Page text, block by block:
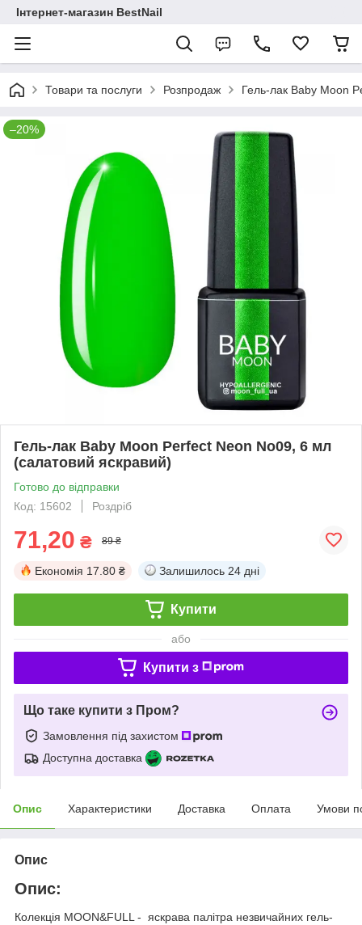
Інтернет-магазин BestNail
Товари та послуги Розпродаж Гель-лак Baby Moon
–20%
Гель-лак Baby Moon Perfect Neon No09, 6 мл
(салатовий яскравий)
Готово до відправки
Код: 15602
Роздріб
71,20 ₴ 89 ₴
Економія 17.80 ₴ Залишилось 24 дні
Купити
або
Купити з
Що таке купити з Пром?
Замовлення під захистом
Доступна доставка
Опис Характеристики Доставка Оплата Умови
Опис
Опис:
Колекція MOON&FULL - яскрава палітра незвичайних гель-